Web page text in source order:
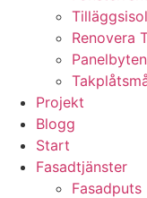
Renovera
Panelbyten
Projekt
Blogg
Start
Fasadtjänster
Fasadputs